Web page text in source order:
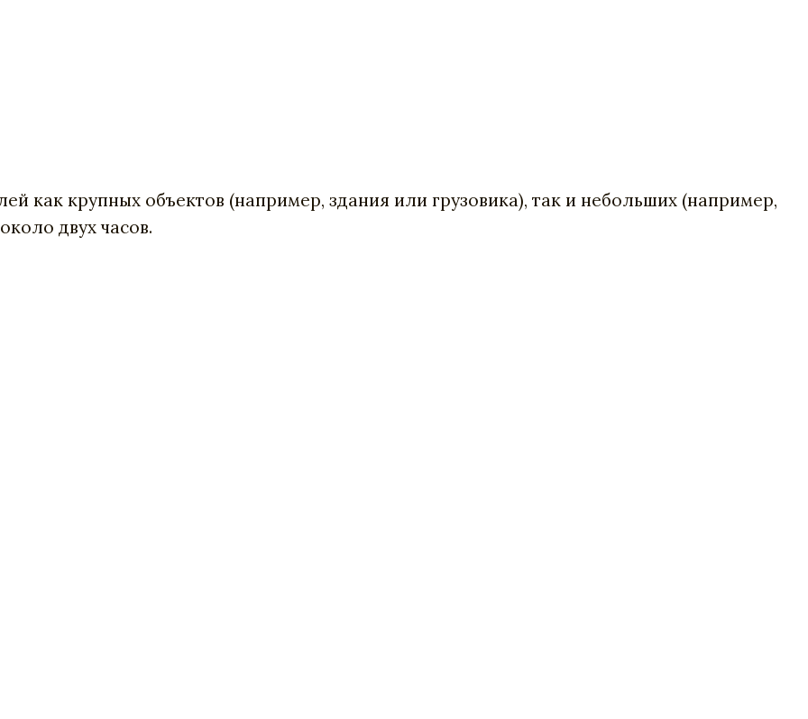
как крупных объектов (например, здания или грузовика), так и небольших (например,
двух часов.